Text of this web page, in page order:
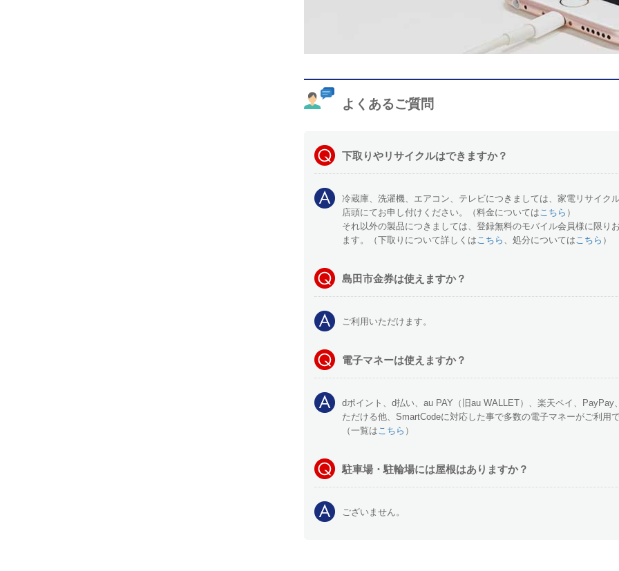
よくあるご質問
下取りやリサイクルはできますか？
冷蔵庫、洗濯機、エアコン、テレビにつきましては、家電リサイク
店頭にてお申し付けください。（料金についてはこちら ）
それ以外の製品につきましては、登録無料のモバイル会員様に限り
ます。（下取りについて詳しくはこちら 、処分についてはこちら ）
島田市金券は使えますか？
ご利用いただけます。
電子マネーは使えますか？
dポイント、d払い、au PAY（旧au WALLET）、楽天ペイ、
ただける他、SmartCodeに対応した事で多数の電子マネーがご利用で
（一覧はこちら ）
駐車場・駐輪場には屋根はありますか？
ございません。